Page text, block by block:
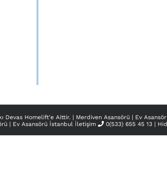
Devas Homelift'e Aittir. | Merdiven Asansörü | Ev
| Ev Asansörü İstanbul İletişim 0(533) 655 45 13|